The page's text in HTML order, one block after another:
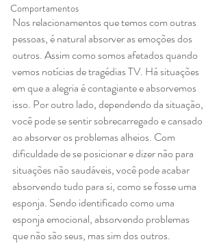
Comportamentos
Nos relacionamentos que temos com outras
pessoas, é natural absorver as emoções dos
outros. Assim como somos afetados quando
vemos notícias de tragédias TV. Há situações
em que a alegria é contagiante e absorvemos
isso. Por outro lado, dependendo da situação,
você pode se sentir sobrecarregado e cansado
ao absorver os problemas alheios. Com
dificuldade de se posicionar e dizer não para
situações não saudáveis, você pode acabar
absorvendo tudo para si, como se fosse uma
esponja. Sendo identificado como uma
esponja emocional, absorvendo problemas
que não são seus, mas sim dos outros.